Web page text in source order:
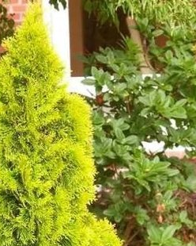
звонок